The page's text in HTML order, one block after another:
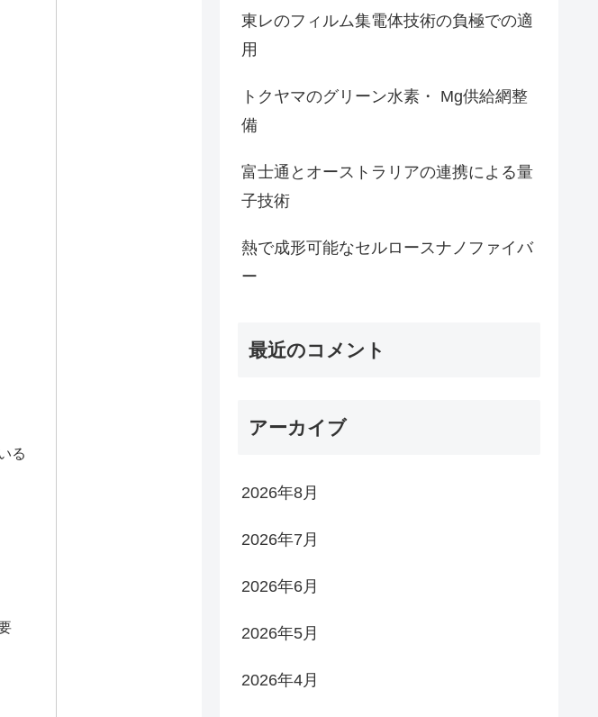
る
東レのフィルム集電体技術の負極での適
用
トクヤマのグリーン水素・ Mg供給網整
備
富士通とオーストラリアの連携による量
子技術
熱で成形可能なセルロースナノファイバ
ー
最近のコメント
アーカイブ
2026年8月
2026年7月
2026年6月
2026年5月
2026年4月